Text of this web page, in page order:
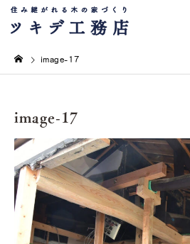
image-17
image-17